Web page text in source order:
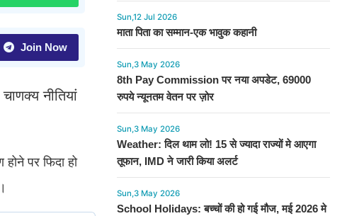
Join Now
नीतियां
पर फिदा हो
Sun,12 Jul 2026
माता पिता का सम्मान-एक भावुक कहानी
Sun,3 May 2026
8th Pay Commission पर नया अपडेट, 69000
रुपये न्यूनतम वेतन पर ज़ोर
Sun,3 May 2026
Weather: दिल थाम लो! 15 से ज्यादा राज्यों मे आएगा
तूफान, IMD ने जारी किया अलर्ट
Sun,3 May 2026
School Holidays: बच्चों की हो गई मौज, मई 2026 मे